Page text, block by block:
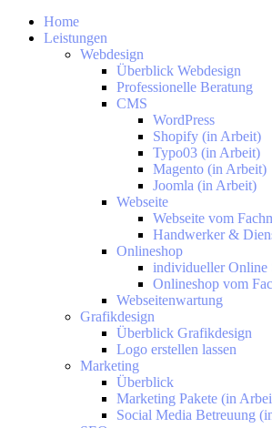
Home
Leistungen
Webdesign
Überblick Webdesign
Professionelle Beratung
CMS
WordPress
Shopify (in Arbeit)
Typo03 (in Arbeit)
Magento (in Arbeit)
Joomla (in Arbeit)
Webseite
Webseite vom
Handwerker &
Onlineshop
individueller Online
Onlineshop vom
Webseitenwartung
Grafikdesign
Überblick Grafikdesign
Logo erstellen lassen
Marketing
Überblick
Marketing Pakete (in
Social Media Betreuung